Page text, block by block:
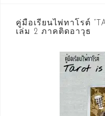
คู่มือเรียนไพ่ทาโรต์
เล่ม 2 ภาคติดอาวุธ